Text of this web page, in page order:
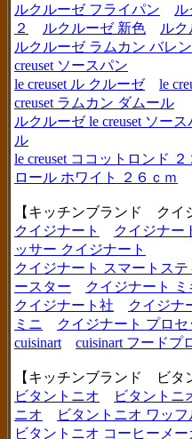
ルクルーゼ フライパン
２
ルクルーゼ 新色
ル
ルクルーゼ ラムカン バレ
creuset ソースパン
le creuset ル クルーゼ
le
creuset ラムカン ダムール
ルクルーゼ le creuset ソース
ル
le creuset ココットロンド ２
ロール ホワイト ２６ｃｍ
【キッチンブランド クイ
クイジナート
クイジナー
ッサー クイジナート
クイジナート スマートス
ースター
クイジナート ミ
クイジナート社
クイジナ
ミニ
クイジナート プロセ
cuisinart
cuisinart フードプ
【キッチンブランド ビタ
ビタントニオ
ビタントニ
ニオ
ビタントニオ ワッ
ビタントニオ コーヒーメー